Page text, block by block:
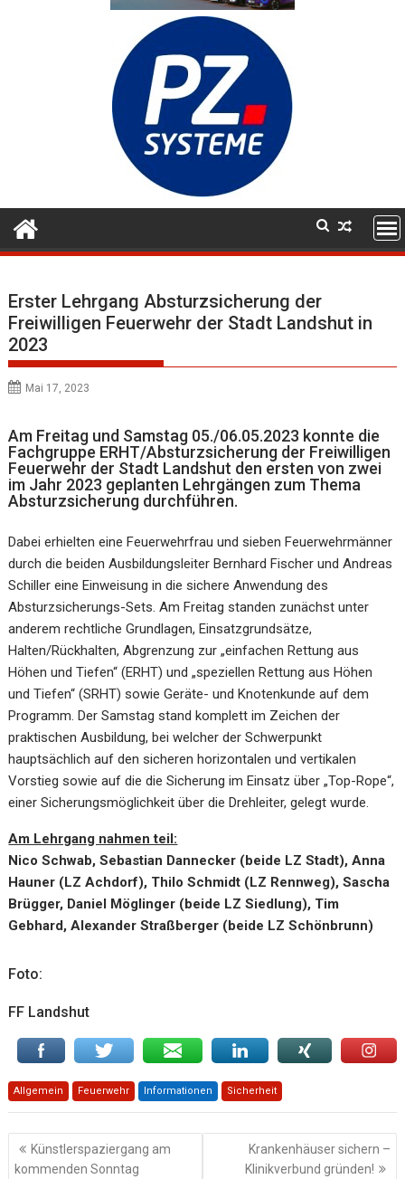
Erster Lehrgang Absturzsicherung der
Freiwilligen Feuerwehr der Stadt Landshut in
2023
Mai 17, 2023
Am Freitag und Samstag 05./06.05.2023 konnte die
Fachgruppe ERHT/Absturzsicherung der Freiwilligen
Feuerwehr der Stadt Landshut den ersten von zwei
im Jahr 2023 geplanten Lehrgängen zum Thema
Absturzsicherung durchführen.
Dabei erhielten eine Feuerwehrfrau und sieben Feuerwehrmänner
durch die beiden Ausbildungsleiter Bernhard Fischer und Andreas
Schiller eine Einweisung in die sichere Anwendung des
Absturzsicherungs-Sets. Am Freitag standen zunächst unter
anderem rechtliche Grundlagen, Einsatzgrundsätze,
Halten/Rückhalten, Abgrenzung zur „einfachen Rettung aus
Höhen und Tiefen“ (ERHT) und „speziellen Rettung aus Höhen
und Tiefen“ (SRHT) sowie Geräte- und Knotenkunde auf dem
Programm. Der Samstag stand komplett im Zeichen der
praktischen Ausbildung, bei welcher der Schwerpunkt
hauptsächlich auf den sicheren horizontalen und vertikalen
Vorstieg sowie auf die die Sicherung im Einsatz über „Top-Rope“,
einer Sicherungsmöglichkeit über die Drehleiter, gelegt wurde.
Am Lehrgang nahmen teil:
Nico Schwab, Sebastian Dannecker (beide LZ Stadt), Anna
Hauner (LZ Achdorf), Thilo Schmidt (LZ Rennweg), Sascha
Brügger, Daniel Möglinger (beide LZ Siedlung), Tim
Gebhard, Alexander Straßberger (beide LZ Schönbrunn)
Foto:
FF Landshut
Allgemein Feuerwehr Informationen Sicherheit
Beitragsnavigation
Künstlerspaziergang am
kommenden Sonntag
Krankenhäuser sichern –
Klinikverbund gründen!